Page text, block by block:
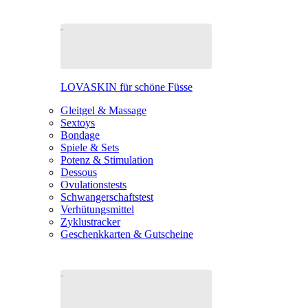
LOVASKIN für schöne Füsse
Gleitgel & Massage
Sextoys
Bondage
Spiele & Sets
Potenz & Stimulation
Dessous
Ovulationstests
Schwangerschaftstest
Verhütungsmittel
Zyklustracker
Geschenkkarten & Gutscheine